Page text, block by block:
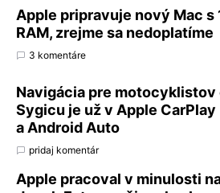
Apple pripravuje nový Mac s
RAM, zrejme sa nedoplatíme
3 komentáre
Navigácia pre motocyklistov
Sygicu je už v Apple CarPlay
a Android Auto
pridaj komentár
Apple pracoval v minulosti